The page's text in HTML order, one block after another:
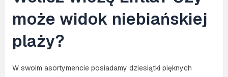
może widok niebiańskiej
plaży?
W swoim asortymencie posiadamy dziesiątki pięknych